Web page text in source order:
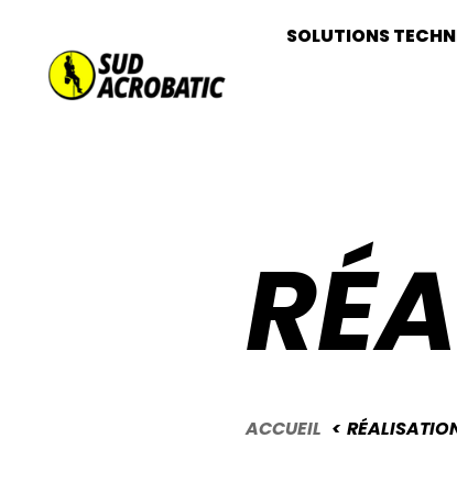
SOLUTIONS
ACCUEIL